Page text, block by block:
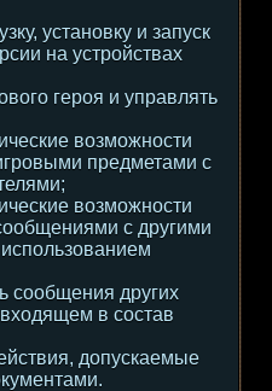
установку и запуск
на устройствах
героя и управлять
возможности
предметами с
возможности
с другими
сообщения других
в состав
допускаемые